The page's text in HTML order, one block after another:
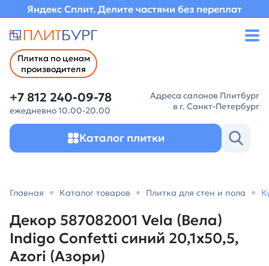
Яндекс Сплит. Делите частями без переплат
Плитка по ценам
производителя
+7 812 240-09-78
ежедневно 10.00-20.00
Адреса салонов Плитбург
в г. Санкт-Петербург
Каталог плитки
Главная Каталог товаров Плитка для стен и пола
Декор 587082001 Vela (Вела)
Indigo Confetti синий 20,1х50,5,
Azori (Азори)